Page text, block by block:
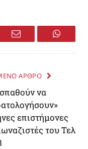
Email
ΑΡΘΡΟ
να
επιστήμονες
του Τελ